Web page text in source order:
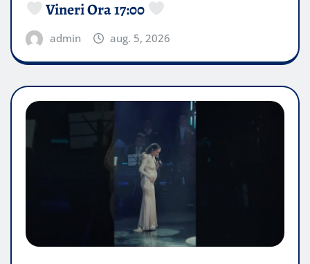
Vineri Ora 17:00
admin aug. 5, 2026